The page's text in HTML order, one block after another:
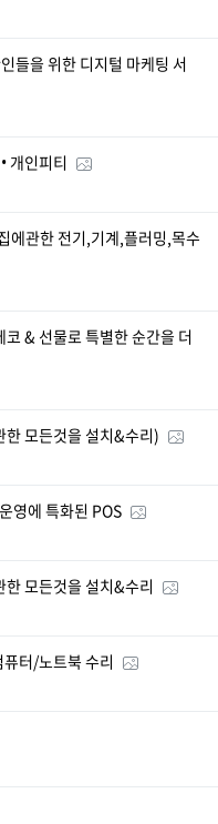
들을 위한 디지털 마케팅 서
개인피티
에관한 전기,기계,플러밍,목수
& 선물로 특별한 순간을 더
모든것을 설치&수리)
영에 특화된 POS
모든것을 설치&수리
터/노트북 수리